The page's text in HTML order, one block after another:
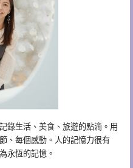
錄生活、美食、旅遊的點滴。用
、每個感動。人的記憶力很有
永恆的記憶。